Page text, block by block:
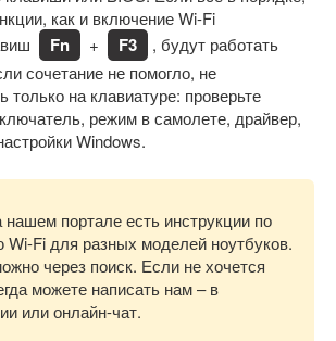
как и включение Wi-Fi
Fn + F3
, будут работать
сочетание не помогло, не
только на клавиатуре: проверьте
режим в самолете, драйвер,
Windows.
портале есть инструкции по
Wi-Fi для разных моделей ноутбуков.
через поиск. Если не хочется
можете написать нам – в
или онлайн-чат.